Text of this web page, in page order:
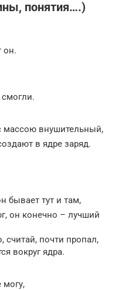
понятия….)
он.
смогли.
массою внушительный,
в ядре заряд.
бывает тут и там,
он конечно – лучший
считай, почти пропал,
вокруг ядра.
могу,